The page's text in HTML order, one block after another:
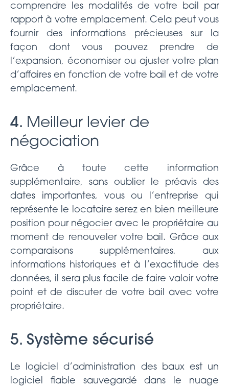
comprendre les modalités de votre bail par
rapport à votre emplacement. Cela peut vous
fournir des informations précieuses sur la
façon dont vous pouvez prendre de
l’expansion, économiser ou ajuster votre plan
d’affaires en fonction de votre bail et de votre
emplacement.
4. Meilleur levier de
négociation
Grâce à toute cette information
supplémentaire, sans oublier le préavis des
dates importantes, vous ou l’entreprise qui
représente le locataire serez en bien meilleure
position pour négocieravec le propriétaire au
moment de renouveler votre bail. Grâce aux
comparaisons supplémentaires, aux
informations historiques et à l’exactitude des
données, il sera plus facile de faire valoir votre
point et de discuter de votre bail avec votre
propriétaire.
5. Système sécurisé
Le logiciel d’administration des baux est un
logiciel fiable sauvegardé dans le nuage